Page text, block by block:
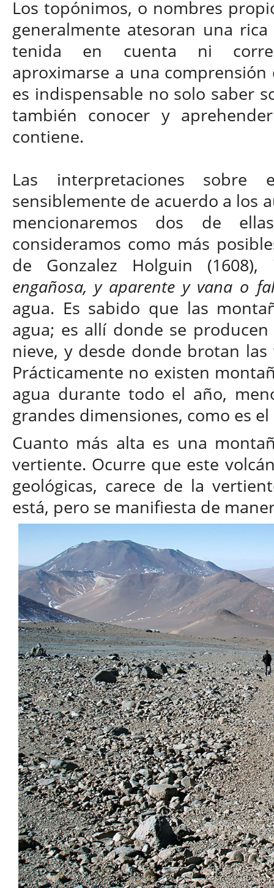
Los topónimos, o nombres
generalmente atesoran una
tenida en cuenta ni
aproximarse a una
es indispensable no solo saber
también conocer y
contiene.
Las interpretaciones sobre
sensiblemente de acuerdo a los
mencionaremos dos de
consideramos como más
de Gonzalez Holguin
engañosa, y aparente y vana o
agua. Es sabido que las
agua; es allí donde se
nieve, y desde donde brotan
Prácticamente no existen
agua durante todo el año,
grandes dimensiones, como es
Cuanto más alta es una
vertiente. Ocurre que este
geológicas, carece de la
está, pero se manifiesta de